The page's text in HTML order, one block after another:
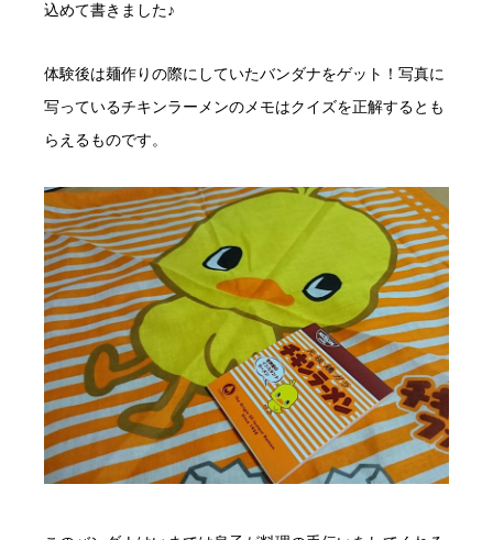
込めて書きました♪
体験後は麺作りの際にしていたバンダナをゲット！写真に
写っているチキンラーメンのメモはクイズを正解するとも
らえるものです。